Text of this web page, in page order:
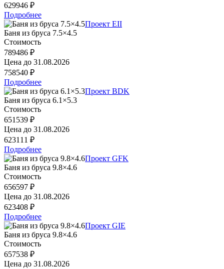
629946 ₽
Подробнее
Проект EII
Баня из бруса 7.5×4.5
Стоимость
789486 ₽
Цена до 31.08.2026
758540 ₽
Подробнее
Проект BDK
Баня из бруса 6.1×5.3
Стоимость
651539 ₽
Цена до 31.08.2026
623111 ₽
Подробнее
Проект GFK
Баня из бруса 9.8×4.6
Стоимость
656597 ₽
Цена до 31.08.2026
623408 ₽
Подробнее
Проект GIE
Баня из бруса 9.8×4.6
Стоимость
657538 ₽
Цена до 31.08.2026